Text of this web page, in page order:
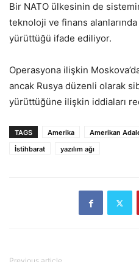
Bir NATO ülkesinin de
teknoloji ve finans
yürüttüğü ifade ediliyor.
Operasyona ilişkin
ancak Rusya düzenli olarak
yürüttüğüne ilişkin iddiaları
TAGS Amerika Amerikan
İstihbarat
yazılım ağı